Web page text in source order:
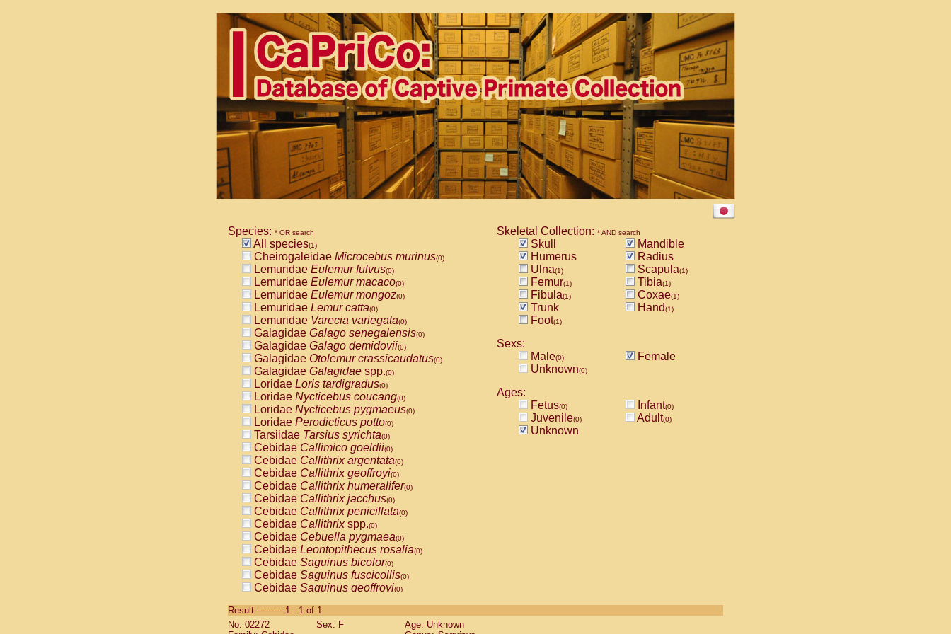
Species: * OR search
All species(1)
Cheirogaleidae Microcebus murinus(0)
Lemuridae Eulemur fulvus(0)
Lemuridae Eulemur macaco(0)
Lemuridae Eulemur mongoz(0)
Lemuridae Lemur catta(0)
Lemuridae Varecia variegata(0)
Galagidae Galago senegalensis(0)
Galagidae Galago demidovii(0)
Galagidae Otolemur crassicaudatus(0)
Galagidae Galagidae spp.(0)
Loridae Loris tardigradus(0)
Loridae Nycticebus coucang(0)
Loridae Nycticebus pygmaeus(0)
Loridae Perodicticus potto(0)
Tarsiidae Tarsius syrichta(0)
Cebidae Callimico goeldii(0)
Cebidae Callithrix argentata(0)
Cebidae Callithrix geoffroyi(0)
Cebidae Callithrix humeralifer(0)
Cebidae Callithrix jacchus(0)
Cebidae Callithrix penicillata(0)
Cebidae Callithrixspp.(0)
Cebidae Cebuella pygmaea(0)
Cebidae Leontopithecus rosalia(0)
Cebidae Saguinus bicolor(0)
Cebidae Saguinus fuscicollis(0)
Cebidae Saguinus geoffroyi(0)
CebidaeSaguinus labiatus(0)
Cebidae Saguinus leucopus (0)
Skeletal Collection: * AND search
Skull
Mandible
Humerus
Radius
Ulna(1) Scapula(1)
Femur(1) Tibia(1)
Fibula(1) Coxae(1)
Trunk Hand(1)
Foot(1)
Sexs:
Male(0)
Female
Unknown(0)
Ages:
Fetus(0) Infant(0)
Juvenile(0) Adult(0)
Unknown
Result-----------1 - 1 of 1
No: 02272
Sex: F
Age: Unknown